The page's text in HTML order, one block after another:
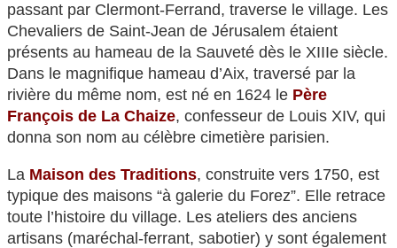
passant par Clermont-Ferrand, traverse le village. Les
Chevaliers de Saint-Jean de Jérusalem étaient
présents au hameau de la Sauveté dès le XIIIe siècle.
Dans le magnifique hameau d’Aix, traversé par la
rivière du même nom, est né en 1624 le Père
François de La Chaize, confesseur de Louis XIV, qui
donna son nom au célèbre cimetière parisien.
La Maison des Traditions, construite vers 1750, est
typique des maisons “à galerie du Forez”. Elle retrace
toute l’histoire du village. Les ateliers des anciens
artisans (maréchal-ferrant, sabotier) y sont également